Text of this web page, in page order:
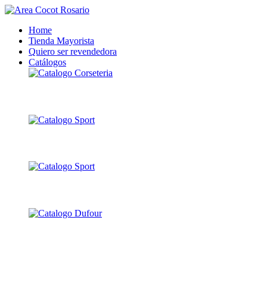
Home
Tienda Mayorista
Quiero ser revendedora
Catálogos